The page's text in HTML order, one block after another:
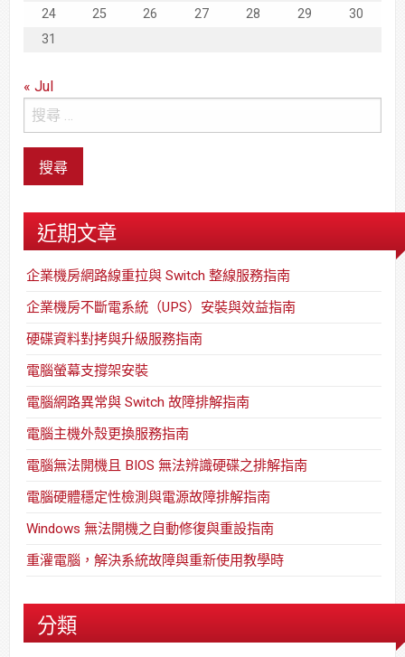
24
25 26 27 28 29
30
31
« Jul
近期文章
企業機房網路線重拉與 Switch 整線服務指南
企業機房不斷電系統（UPS）安裝與效益指南
硬碟資料對拷與升級服務指南
電腦螢幕支撐架安裝
電腦網路異常與 Switch 故障排解指南
電腦主機外殼更換服務指南
電腦無法開機且 BIOS 無法辨識硬碟之排解指南
電腦硬體穩定性檢測與電源故障排解指南
Windows 無法開機之自動修復與重設指南
重灌電腦，解決系統故障與重新使用教學時
分類